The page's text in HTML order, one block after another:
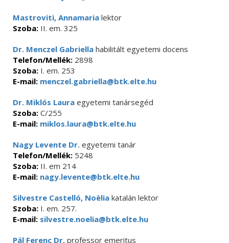
Mastroviti, Annamaria lektor
Szoba: II. em. 325
Dr. Menczel Gabriella habilitált egyetemi docens
Telefon/Mellék: 2898
Szoba: I. em. 253
E-mail: menczel.gabriella@btk.elte.hu
Dr. Miklós Laura egyetemi tanársegéd
Szoba: C/255
E-mail: miklos.laura@btk.elte.hu
Nagy Levente Dr. egyetemi tanár
Telefon/Mellék: 5248
Szoba: II. em 214
E-mail: nagy.levente@btk.elte.hu
Silvestre Castelló, Noèlia katalán lektor
Szoba: I. em. 257.
E-mail: silvestre.noelia@btk.elte.hu
Pál Ferenc Dr. professor emeritus